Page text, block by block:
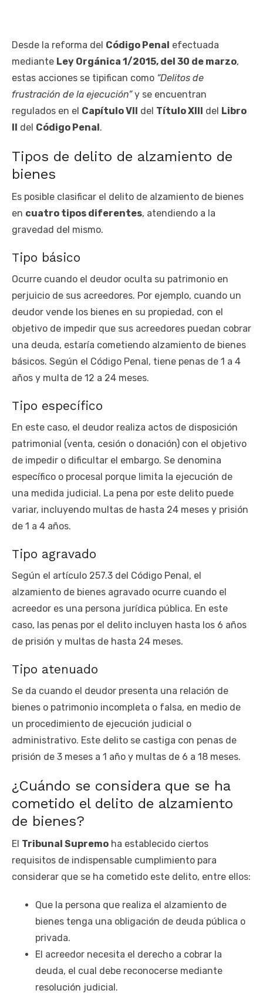
Desde la ​​reforma del Código Penal efectuada
mediante Ley Orgánica 1/2015, del 30 de marzo,
estas acciones se tipifican como “Delitos de
frustración de la ejecución”y se encuentran
regulados en el Capítulo VII del Título XIII del Libro
del Código Penal .
Tipos de delito de alzamiento de
bienes
Es posible clasificar el delito de alzamiento de bienes
en cuatro tipos diferentes, atendiendo a la
gravedad del mismo.
Tipo básico
Ocurre cuando el deudor oculta su patrimonio en
perjuicio de sus acreedores. Por ejemplo, cuando un
deudor vende los bienes en su propiedad, con el
objetivo de impedir que sus acreedores puedan cobrar
una deuda, estaría cometiendo alzamiento de bienes
básicos. Según el Código Penal, tiene penas de 1 a 4
años y multa de 12 a 24 meses.
Tipo específico
En este caso, el deudor realiza actos de disposición
patrimonial (venta, cesión o donación) con el objetivo
de impedir o dificultar el embargo. Se denomina
específico o procesal porque limita la ejecución de
una medida judicial. La pena por este delito puede
variar, incluyendo multas de hasta 24 meses y prisión
de 1 a 4 años.
Tipo agravado
Según el artículo 257.3 del Código Penal, el
alzamiento de bienes agravado ocurre cuando el
acreedor es una persona jurídica pública. En este
caso, las penas por el delito incluyen hasta los 6 años
de prisión y multas de hasta 24 meses.
Tipo atenuado
Se da cuando el deudor presenta una relación de
bienes o patrimonio incompleta o falsa, en medio de
un procedimiento de ejecución judicial o
administrativo. Este delito se castiga con penas de
prisión de 3 meses a 1 año y multas de 6 a 18 meses.
¿Cuándo se considera que se ha
cometido el delito de alzamiento
de bienes?
El Tribunal Supremo ha establecido ciertos
requisitos de indispensable cumplimiento para
considerar que se ha cometido este delito, entre ellos:
Que la persona que realiza el alzamiento de
bienes tenga una obligación de deuda pública o
privada.
El acreedor necesita el derecho a cobrar la
deuda, el cual debe reconocerse mediante
resolución judicial.